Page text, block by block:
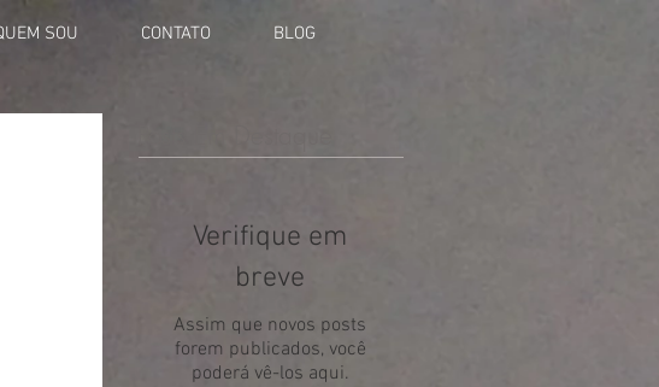
SOU CONTATO BLOG
Verifique em
breve
Assim que novos posts
forem publicados, você
poderá vê-los aqui.